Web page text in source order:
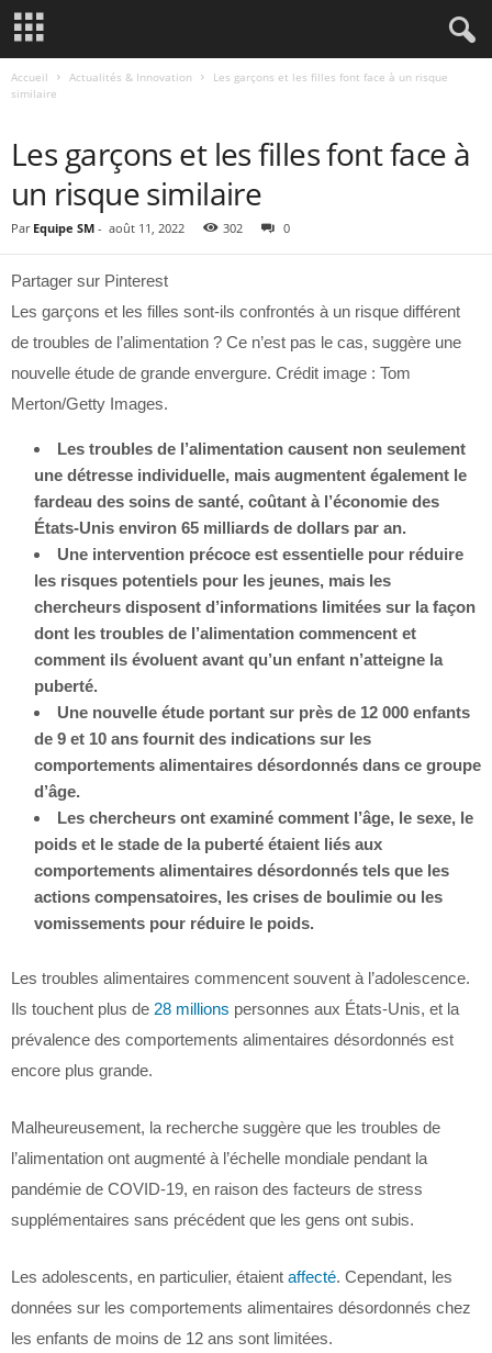
Accueil Actualités & Innovation
Les garçons et les filles font face à un risque
similaire
Les garçons et les filles font face à
un risque similaire
Par Equipe SM - août 11, 2022 302 0
Partager sur Pinterest
Les garçons et les filles sont-ils confrontés à un risque différent
de troubles de l’alimentation ? Ce n’est pas le cas, suggère une
nouvelle étude de grande envergure. Crédit image : Tom
Merton/Getty Images.
Les troubles de l’alimentation causent non seulement
une détresse individuelle, mais augmentent également le
fardeau des soins de santé, coûtant à l’économie des
États-Unis environ 65 milliards de dollars par an.
Une intervention précoce est essentielle pour réduire
les risques potentiels pour les jeunes, mais les
chercheurs disposent d’informations limitées sur la façon
dont les troubles de l’alimentation commencent et
comment ils évoluent avant qu’un enfant n’atteigne la
puberté.
Une nouvelle étude portant sur près de 12 000 enfants
de 9 et 10 ans fournit des indications sur les
comportements alimentaires désordonnés dans ce groupe
d’âge.
Les chercheurs ont examiné comment l’âge, le sexe, le
poids et le stade de la puberté étaient liés aux
comportements alimentaires désordonnés tels que les
actions compensatoires, les crises de boulimie ou les
vomissements pour réduire le poids.
Les troubles alimentaires commencent souvent à l’adolescence.
Ils touchent plus de 28 millions personnes aux États-Unis, et la
prévalence des comportements alimentaires désordonnés est
encore plus grande.
Malheureusement, la recherche suggère que les troubles de
l’alimentation ont augmenté à l’échelle mondiale pendant la
pandémie de COVID-19, en raison des facteurs de stress
supplémentaires sans précédent que les gens ont subis.
Les adolescents, en particulier, étaient affecté. Cependant, les
données sur les comportements alimentaires désordonnés chez
les enfants de moins de 12 ans sont limitées.